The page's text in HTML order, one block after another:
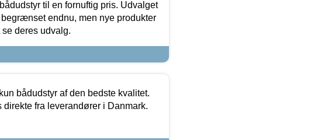
til en fornuftig pris. Udvalget
endnu, men nye produkter
deres udvalg.
bådudstyr af den bedste kvalitet.
fra leverandører i Danmark.